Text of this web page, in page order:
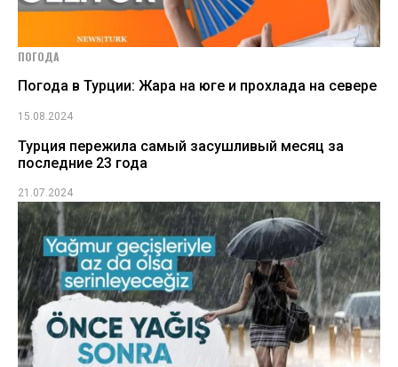
ПОГОДА
Погода в Турции: Жара на юге и прохлада на севере
15.08.2024
Турция пережила самый засушливый месяц за
последние 23 года
21.07.2024